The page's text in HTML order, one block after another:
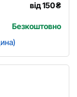
від 150₴
Безкоштовно